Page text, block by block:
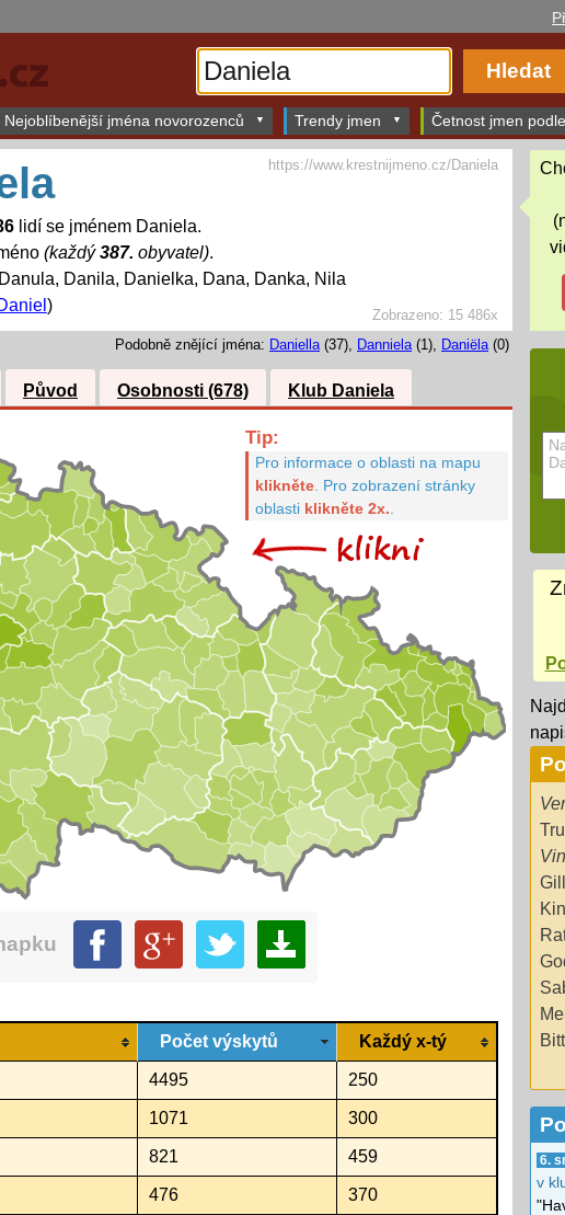
Nejoblíbenější jména novorozenců Trendy jmen Četnost jmen
Zobrazeno: 15 486x
lidí se jménem Daniela.
(každý387. obyvatel).
Danula, Danila, Danielka, Dana, Danka, Nila
)
https://www.krestnijmeno.cz/Daniela
Podobně znějící jména: Daniella(37), Danniela(1), Daniëla(0)
Původ Osobnosti (678) Klub Daniela
Tip:
Pro informace o oblasti na mapu
klikněte. Pro zobrazení stránky
oblasti klikněte 2x.
Počet výskytů Každý x-tý
4495 250
1071 300
821 459
476 370
6.
v